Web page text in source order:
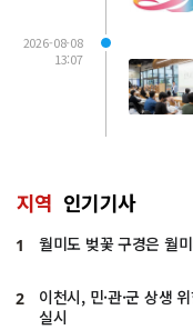
2026-08-08
13:07
지역 인기기사
1 월미도 벚꽃 구경은 월
2
이천시, 민·관·군 상생
실시